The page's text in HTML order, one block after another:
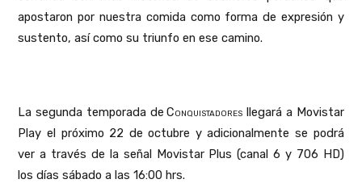
apostaron por nuestra comida como forma de expresión y
sustento, así como su triunfo en ese camino.
La segunda temporada de Conquistadores llegará a Movistar
Play el próximo 22 de octubre y adicionalmente se podrá
ver a través de la señal Movistar Plus (canal 6 y 706 HD)
los días sábado a las 16:00 hrs.